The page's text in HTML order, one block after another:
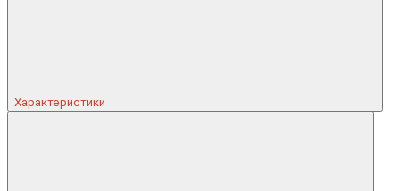
Характеристики